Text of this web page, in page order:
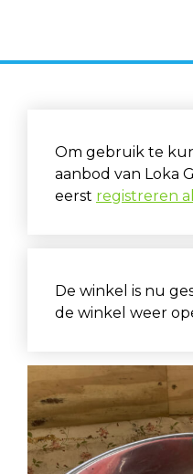
Om gebruik te
aanbod van Loka
eerst registreren
De winkel is nu
de winkel weer